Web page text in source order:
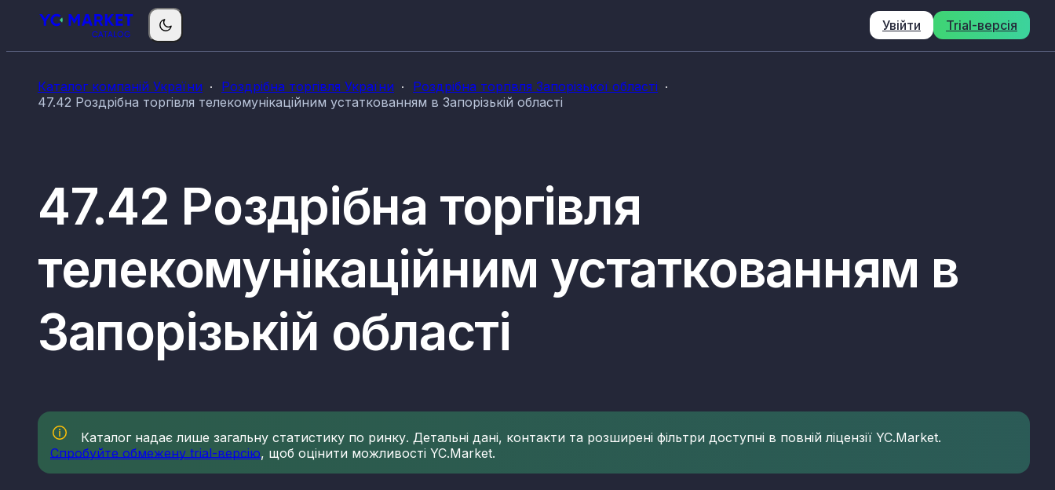
Увійти Trial-версія
Каталог компаній України Роздрібна торгівля України
Роздрібна торгівля Запорізької області
47.42 Роздрібна торгівля телекомунікаційним устаткованням в Запорізькій області
47.42 Роздрібна торгівля
телекомунікаційним устаткованням в
Запорізькій області
Каталог надає лише загальну статистику по ринку. Детальні дані, контакти та розширені фільтри доступні в повній ліцензії YC.Market.
Спробуйте обмежену trial-версію, щоб оцінити можливості YC.Market.